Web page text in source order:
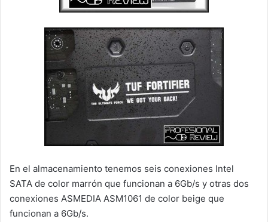
En el almacenamiento tenemos seis conexiones Intel
SATA de color marrón que funcionan a 6Gb/s y otras dos
conexiones ASMEDIA ASM1061 de color beige que
funcionan a 6Gb/s.